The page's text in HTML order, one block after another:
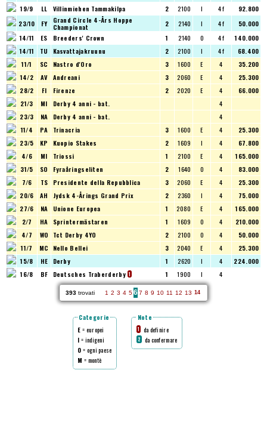
19/9
LL Villinmiehen Tammakilpa 2 2100 I 4 f
92.800
23/10
FY Grand Circle 4-Års Hoppe
Championat 2 2140 I 4 f
50.000
14/11
ES Breeders' Crown 1 2140 O 4 f
140.000
14/11
TU Kasvattajakruunu 2 2100 I 4 f
68.400
11/1
SC Nastro d'Oro 3 1600 E 4
35.200
14/2
AV Andreani 3 2060 E 4
25.300
28/2
FI Firenze 2 2020 E 4
66.000
21/3
MI Derby 4 anni - bat.
4
23/3
NA Derby 4 anni - bat.
4
11/4
PA Trinacria 3 1600 E 4
25.300
23/5
KP Kuopio Stakes 2 1609 I 4
67.800
4/6
MI Triossi 1 2100 E 4
165.000
31/5
SO Fyraåringseliten 2 1640 O 4
83.000
7/6
TS Presidente della Repubblica 3 2060 E 4
25.300
20/6
AH Jydsk 4-Årings Grand Prix 2 2360 I 4
75.000
27/6
NA Unione Europea 1 2080 E 4
165.000
2/7
HA Sprintermästaren 1 1609 O 4
210.000
4/7
WO Tct Derby 4YO 2 2100 O 4
50.000
11/7
MC Nello Bellei 3 2040 E 4
25.300
15/8
HE Derby 1 2620 I 4
224.000
16/8
BF Deutsches Traberderby1 1 1900 I 4
393 trovati 1 2 3 4 567 8 9 10 11 12 13 14
Categorie
E = europei
I = indigeni
O = ogni paese
M = montè
Note
1 da definire
2 da confermare